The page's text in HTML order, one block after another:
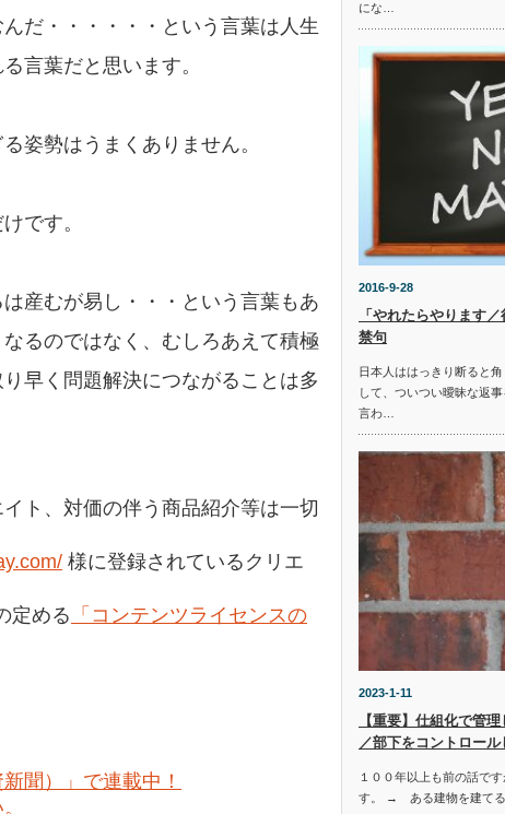
だ・・・・・・という言葉は人生
言葉だと思います。
姿勢はうまくありません。
です。
産むが易し・・・という言葉もあ
るのではなく、むしろあえて積極
早く問題解決につながることは多
ト、対価の伴う商品紹介等は一切
様に登録されているクリエ
定める 「コンテンツライセンスの
聞）」で連載中！
にな…
2016-9-28
「やれたらやります
禁句
日本人ははっきり断ると
して、ついつい曖昧な返
言わ…
2023-1-11
【重要】仕組化で管
／部下をコントロール
１００年以上も前の話で
す。 → ある建物を建てる